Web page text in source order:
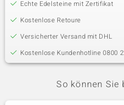
Echte Edelsteine mit Zertifikat
Kostenlose Retoure
Versicherter Versand mit DHL
Kostenlose Kundenhotline 0800
So können Sie